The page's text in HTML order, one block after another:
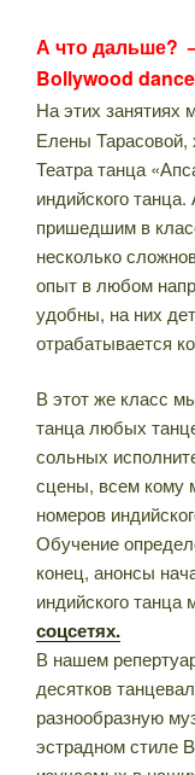
А что дальше?
Bollywood dance
На этих занятиях
Елены Тарасовой,
Театра танца
индийского
пришедшим в
несколько
опыт в любом
удобны, на них
отрабатывается
В этот же класс
танца любых
сольных
сцены, всем кому
номеров
Обучение
конец, анонсы
индийского
соцсетях.
В нашем
десятков
разнообразную
эстрадном стиле